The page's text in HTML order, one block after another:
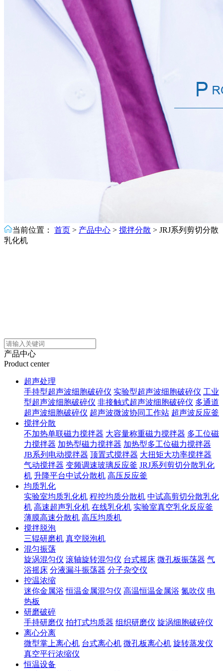
当前位置： 首页 > 产品中心 > 搅拌分散 > JRJ系列剪切分散
乳化机
产品中心
Product center
超声处理
手持型超声波细胞破碎仪 实验型超声波细胞破碎仪 工业
型超声波细胞破碎仪 非接触式超声波细胞破碎仪 多通道
超声波细胞破碎仪 超声波微波协同工作站 超声波反应釜
搅拌分散
不加热单联磁力搅拌器 大容量称重磁力搅拌器 多工位磁
力搅拌器 加热型磁力搅拌器 加热型多工位磁力搅拌器
JB系列电动搅拌器 顶置式搅拌器 大扭矩大功率搅拌器
气动搅拌器 变频调速玻璃反应釜 JRJ系列剪切分散乳化
机 升降平台中试分散机 高压反应釜
均质乳化
实验室均质乳化机 程控均质分散机 中试高剪切分散乳化
机 高速超声乳化机 在线乳化机 实验室真空乳化反应釜
薄膜高速分散机 高压均质机
搅拌脱泡
三辊研磨机 真空脱泡机
混匀振荡
旋涡混匀仪 滚轴旋转混匀仪 台式摇床 微孔板振荡器 气
浴摇床 分液漏斗振荡器 分子杂交仪
控温浓缩
迷你金属浴 恒温金属混匀仪 高温恒温金属浴 氮吹仪 电
热板
研磨破碎
手持研磨仪 拍打式均质器 组织研磨仪 旋涡细胞破碎仪
离心分离
微型掌上离心机 台式离心机 微孔板离心机 旋转蒸发仪
真空平行浓缩仪
恒温设备